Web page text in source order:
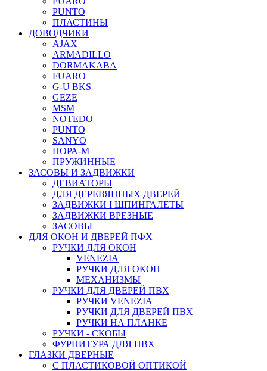
PUNTO
ПЛАСТИНЫ
ДОВОДЧИКИ
AJAX
ARMADILLO
DORMAKABA
FUARO
G-U BKS
GEZE
MSM
NOTEDO
PUNTO
SANYO
НОРА-М
ПРУЖИННЫЕ
ЗАСОВЫ И ЗАДВИЖКИ
ДЕВИАТОРЫ
ДЛЯ ДЕРЕВЯННЫХ ДВЕРЕЙ
ЗАДВИЖКИ I ШПИНГАЛЕТЫ
ЗАДВИЖКИ ВРЕЗНЫЕ
ЗАСОВЫ
ДЛЯ ОКОН И ДВЕРЕЙ ПФХ
РУЧКИ ДЛЯ ОКОН
VENEZIA
РУЧКИ ДЛЯ ОКОН
МЕХАНИЗМЫ
РУЧКИ ДЛЯ ДВЕРЕЙ ПВХ
РУЧКИ VENEZIA
РУЧКИ ДЛЯ ДВЕРЕЙ ПВХ
РУЧКИ НА ПЛАНКЕ
РУЧКИ - СКОБЫ
ФУРНИТУРА ДЛЯ ПВХ
ГЛАЗКИ ДВЕРНЫЕ
С ПЛАСТИКОВОЙ ОПТИКОЙ